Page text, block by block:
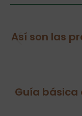
Así son las
Guía básica